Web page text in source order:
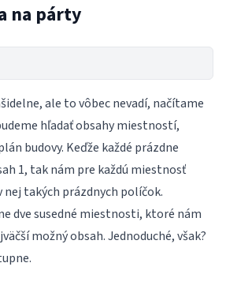
na párty
ale to vôbec nevadí, načítame
hľadať obsahy miestností,
budovy. Keďže každé prázdne
1, tak nám pre každú miestnosť
takých prázdnych políčok.
dve susedné miestnosti, ktoré nám
možný obsah. Jednoduché, však?